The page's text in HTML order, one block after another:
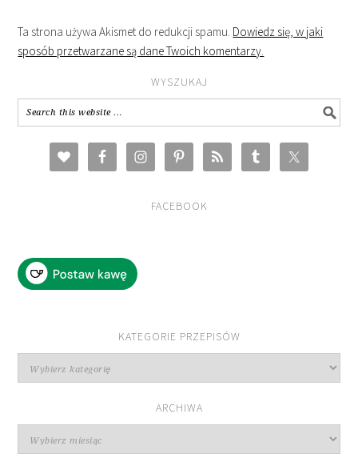
Ta strona używa Akismet do redukcji spamu. Dowiedz się, w jaki
sposób przetwarzane są dane Twoich komentarzy.
WYSZUKAJ
FACEBOOK
KATEGORIE PRZEPISÓW
przepisów
ARCHIWA